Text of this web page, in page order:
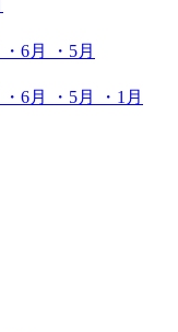
・6月
・5月
・6月 ・5月
・1月